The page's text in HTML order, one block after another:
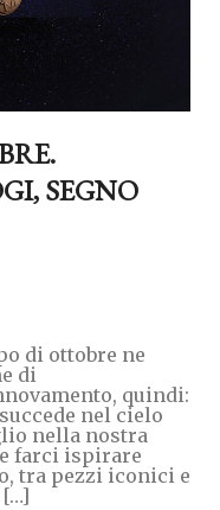
SEGNO
di ottobre ne
di
quindi:
nel cielo
nella nostra
farci ispirare
tra pezzi iconici e